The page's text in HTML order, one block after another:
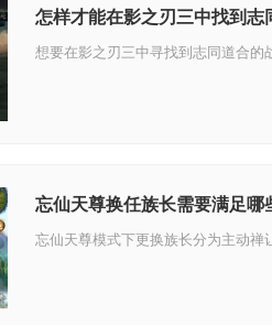
怎样才能在影之刃三中找到志
忘仙天尊换任族长需要满足哪